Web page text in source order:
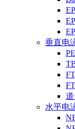
垂直电
水平电